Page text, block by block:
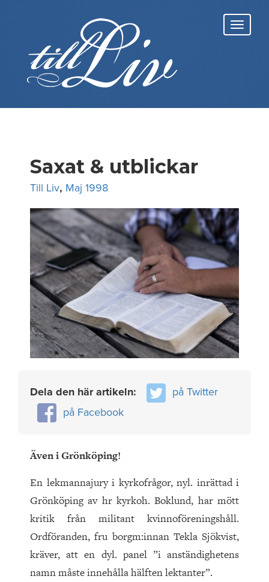
Saxat & utblickar
Till Liv, Maj 1998
Dela den här artikeln:
på Twitter
på Facebook
Även i Grönköping!
En lekmannajury i kyrkofrågor, nyl. inrättad i
Grönköping av hr kyrkoh. Boklund, har mött
kritik från militant kvinnoföreningshåll.
Ordföranden, fru borgm:innan Tekla Sjökvist,
kräver, att en dyl. panel ”i anständighetens
namn måste innehålla hälften lektanter”.